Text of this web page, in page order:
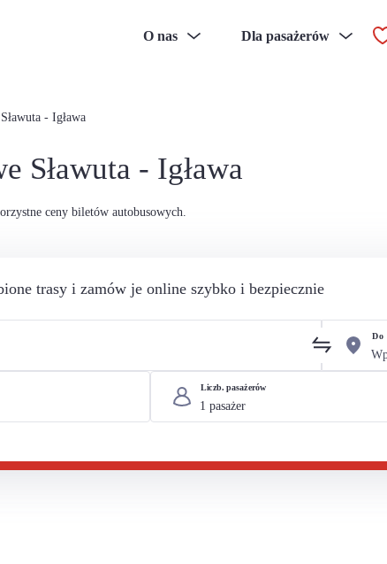
O nas Dla pasażerów
Sławuta - Igława
Sławuta - Igława
ceny biletów autobusowych.
trasy i zamów je online szybko i bezpiecznie
Do
Liczb. pasażerów